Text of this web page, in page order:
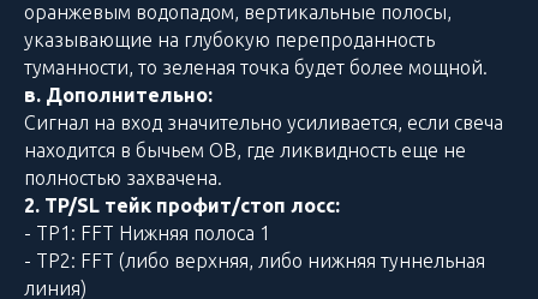
оранжевым водопадом, вертикальные полосы,
указывающие на глубокую перепроданность
туманности, то зеленая точка будет более мощной.
в. Дополнительно:
Сигнал на вход значительно усиливается, если свеча
находится в бычьем OB, где ликвидность еще не
полностью захвачена.
2. TP/SL тейк профит/стоп лосс:
- TP1: FFT Нижняя полоса 1
- TP2: FFT (либо верхняя, либо нижняя туннельная
линия)